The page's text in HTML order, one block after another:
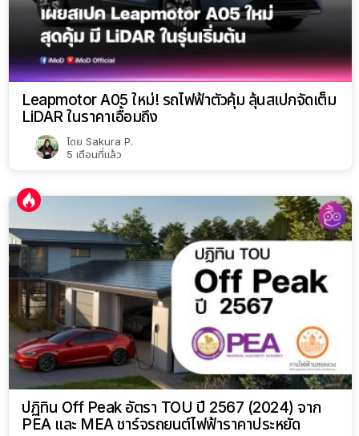
Leapmotor A05 ใหม่! รถไฟฟ้าตัวคุ้ม ลุ้นสเปกจัดเต็ม
LiDAR ในราคาเอื้อมถึง
โดย Sakura P.
5 เดือนที่แล้ว
ปฏิทิน Off Peak อัตรา TOU ปี 2567 (2024) จาก
PEA และ MEA ชาร์จรถยนต์ไฟฟ้าราคาประหยัด